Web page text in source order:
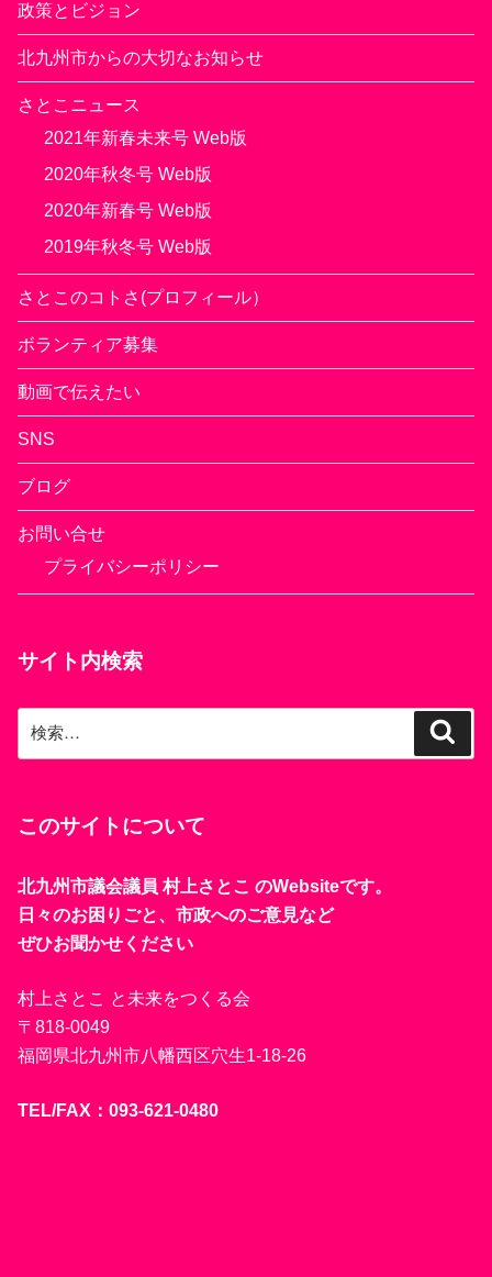
政策とビジョン
北九州市からの大切なお知らせ
さとこニュース
2021年新春未来号 Web版
2020年秋冬号 Web版
2020年新春号 Web版
2019年秋冬号 Web版
さとこのコトさ(プロフィール）
ボランティア募集
動画で伝えたい
SNS
ブログ
お問い合せ
プライバシーポリシー
サイト内検索
検
このサイトについて
北九州市議会議員 村上さとこ のWebsiteです。
日々のお困りごと、市政へのご意見など
ぜひお聞かせください
村上さとこ と未来をつくる会
〒818-0049
福岡県北九州市八幡西区穴生1-18-26
TEL/FAX：093-621-0480